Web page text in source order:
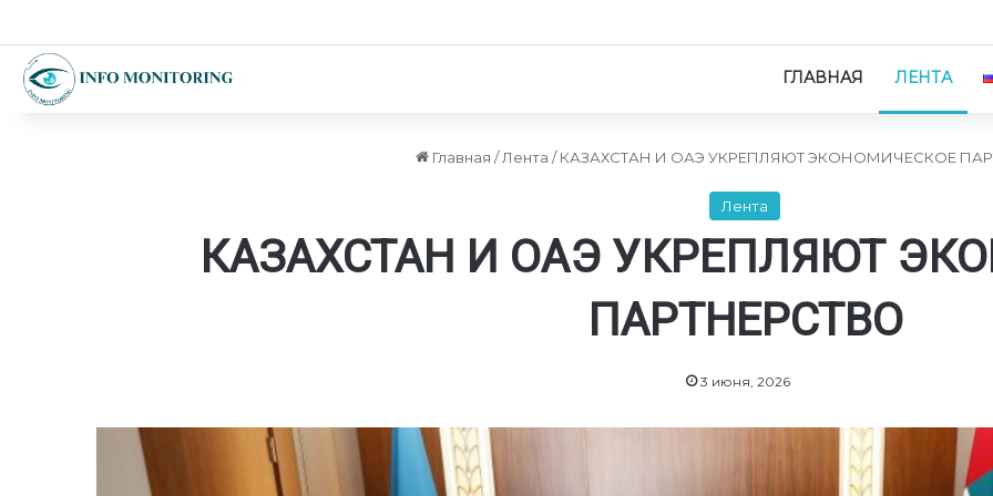
ГЛАВНАЯ ЛЕНТА
Главная / Лента / КАЗАХСТАН И ОАЭ УКРЕПЛЯЮТ ЭКОНОМИЧЕСКОЕ
Лента
КАЗАХСТАН И ОАЭ УКРЕПЛЯЮТ
ПАРТНЕРСТВО
3 июня, 2026